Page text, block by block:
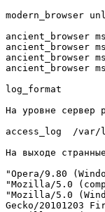
modern_browser
ancient_browser
ancient_browser
ancient_browser
ancient_browser
log_format		browser '"$http_user_agent" = $ancient_browser = $modern_browser';
На уровне сервер
access_log  /var/
На выходе
"Opera/9.80
"Mozilla/5.0
"Mozilla/5.0
Gecko/20101203